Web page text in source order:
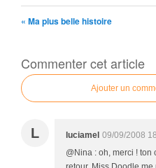
« Ma plus belle histoire
Commenter cet article
Ajouter un
L luciamel 09/09/2008
@Nina : oh, merci !